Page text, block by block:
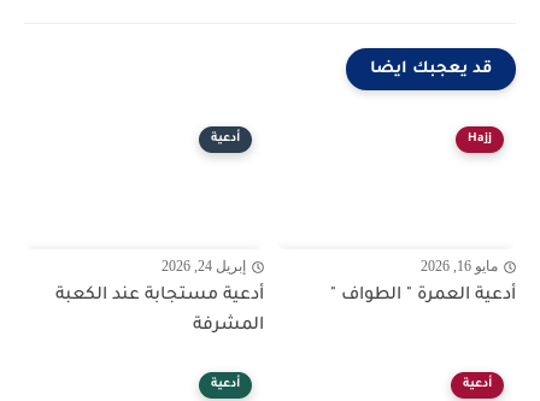
قد يعجبك ايضا
Hajj
مايو 16, 2026
أدعية العمرة " الطواف "
أدعية
إبريل 24, 2026
أدعية مستجابة عند الكعبة
المشرفة
أدعية أدعية